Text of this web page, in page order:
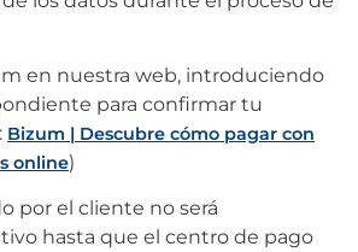
en nuestra web, introduciendo
para confirmar tu
Bizum | Descubre cómo pagar con
online)
por el cliente no será
hasta que el centro de pago